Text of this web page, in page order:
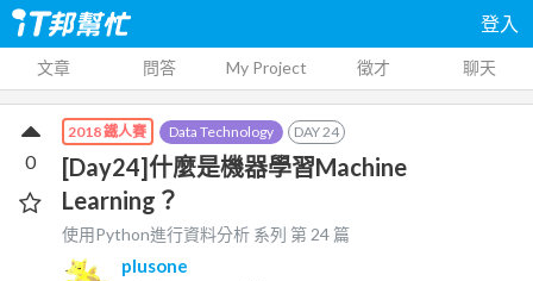
登入
文章 問答 My Project 徵才 聊天
2018 鐵人賽 Data Technology DAY24
[Day24]什麼是機器學習Machine
Learning？
使用Python進行資料分析 系列 第24 篇
plusone
0